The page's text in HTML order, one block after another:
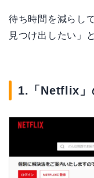
待ち時間を減らし
見つけ出したい」
1.「Netflix」